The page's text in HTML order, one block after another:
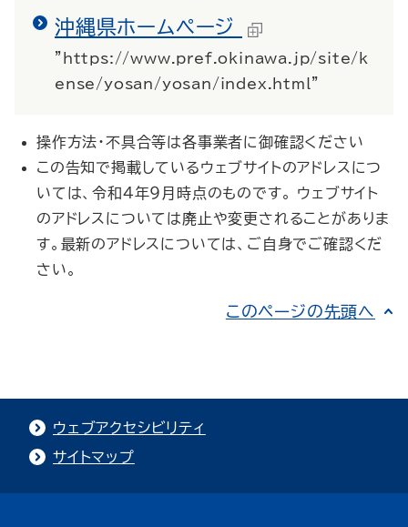
沖縄県ホームページ
"https://www.pref.okinawa.jp/site/k
ense/yosan/yosan/index.html"
操作方法・不具合等は各事業者に御確認ください
この告知で掲載しているウェブサイトのアドレスにつ
いては、令和４年９月時点のものです。 ウェブサイト
のアドレスについては廃止や変更されることがありま
す。最新のアドレスについては、ご自身でご確認くだ
さい。
このページの先頭へ
ウェブアクセシビリティ
サイトマップ